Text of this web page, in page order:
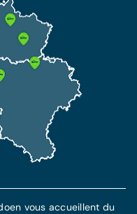
vous accueillent du